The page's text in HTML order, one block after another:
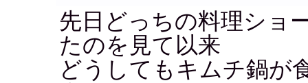
先日どっちの料理ショ
たのを見て以来
どうしてもキムチ鍋が